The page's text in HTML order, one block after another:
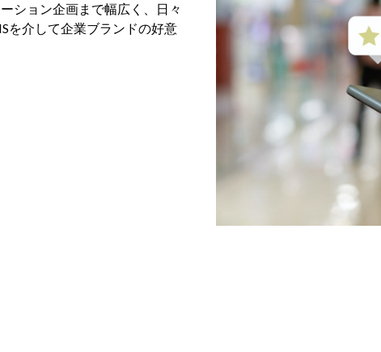
ション企画まで幅広く、日々
を介して企業ブランドの好意